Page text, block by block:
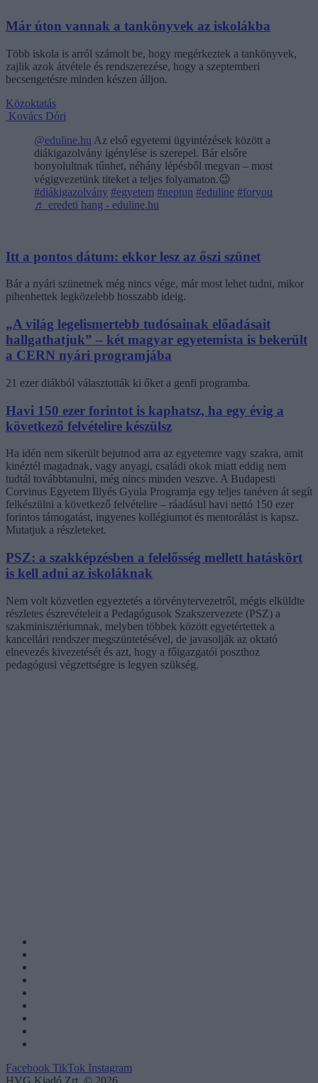
Már úton vannak a tankönyvek az iskolákba
Több iskola is arról számolt be, hogy megérkeztek a tankönyvek,
zajlik azok átvétele és rendszerezése, hogy a szeptemberi
becsengetésre minden készen álljon.
Közoktatás
Kovács Dóri
@eduline.hu Az első egyetemi ügyintézések között a
diákigazolvány igénylése is szerepel. Bár elsőre
bonyolultnak tűnhet, néhány lépésből megvan – most
végigvezetünk titeket a teljes folyamaton.😉
#diákigazolvány #egyetem #neptun #eduline #foryou
♬ eredeti hang - eduline.hu
Itt a pontos dátum: ekkor lesz az őszi szünet
Bár a nyári szünetnek még nincs vége, már most lehet tudni, mikor
pihenhettek legközelebb hosszabb ideig.
„A világ legelismertebb tudósainak előadásait
hallgathatjuk” – két magyar egyetemista is bekerült
a CERN nyári programjába
21 ezer diákból választották ki őket a genfi programba.
Havi 150 ezer forintot is kaphatsz, ha egy évig a
következő felvételire készülsz
Ha idén nem sikerült bejutnod arra az egyetemre vagy szakra, amit
kinéztél magadnak, vagy anyagi, családi okok miatt eddig nem
tudtál továbbtanulni, még nincs minden veszve. A Budapesti
Corvinus Egyetem Illyés Gyula Programja egy teljes tanéven át segít
felkészülni a következő felvételire – ráadásul havi nettó 150 ezer
forintos támogatást, ingyenes kollégiumot és mentorálást is kapsz.
Mutatjuk a részleteket.
PSZ: a szakképzésben a felelősség mellett hatáskört
is kell adni az iskoláknak
Nem volt közvetlen egyeztetés a törvénytervezetről, mégis elküldte
részletes észrevételeit a Pedagógusok Szakszervezete (PSZ) a
szakminisztériumnak, melyben többek között egyetértettek a
kancellári rendszer megszüntetésével, de javasolják az oktató
elnevezés kivezetését és azt, hogy a főigazgatói poszthoz
pedagógusi végzettségre is legyen szükség.
Facebook TikTok Instagram
HVG Kiadó Zrt. © 2026